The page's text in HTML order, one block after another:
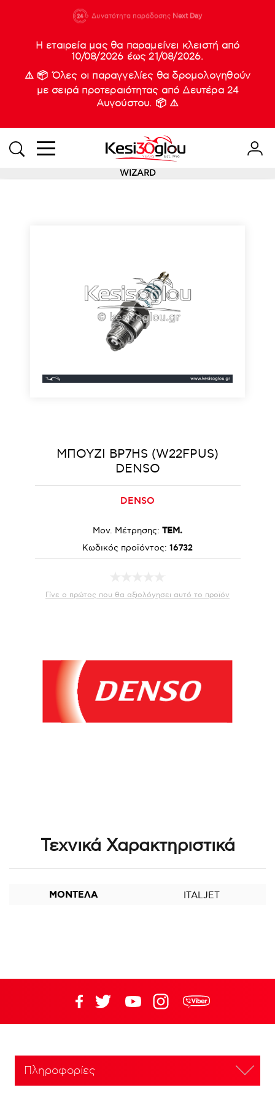
210 88 21
933
Δυνατότητα παράδοσης Next Day
Νέες
Η εταιρεία μας θα παραμείνει κλειστή από
10/08/2026 έως 21/08/2026.
⚠️ 📦 Όλες οι παραγγελίες θα δρομολογηθούν
με σειρά προτεραιότητας από Δευτέρα 24
Αυγούστου. 📦 ⚠️
WIZARD
ΜΠΟΥΖΙ BP7HS (W22FPUS)
DENSO
DENSO
Μον. Μέτρησης: ΤΕΜ.
Κωδικός προϊόντος: 16732
Γίνε ο πρώτος που θα αξιολόγησει αυτό το προϊόν
Τεχνικά Χαρακτηριστικά
ΜΟΝΤΕΛΑ ITALJET
Πληροφορίες